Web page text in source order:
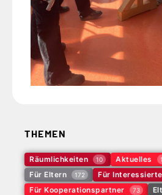
THEMEN
Räumlichkeiten 10 Aktuelles
Für Eltern 172 Für Interessierte
Für Kooperationspartner 73